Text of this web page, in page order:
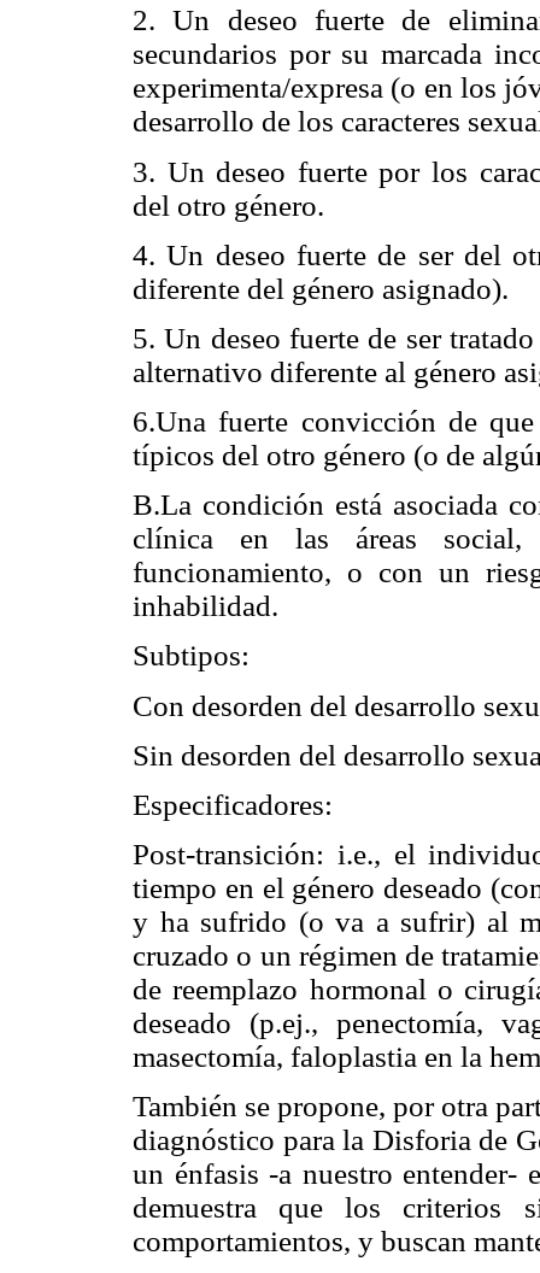
2. Un deseo fuerte de
secundarios por su marcada
experimenta/expresa (o en los
desarrollo de los caracteres
3. Un deseo fuerte por los
del otro género.
4. Un deseo fuerte de ser del
diferente del género asignado).
5. Un deseo fuerte de ser
alternativo diferente al género
6.Una fuerte convicción de
típicos del otro género (o de
B.La condición está asociada
clínica en las áreas social,
funcionamiento, o con un
inhabilidad.
Subtipos:
Con desorden del desarrollo
Sin desorden del desarrollo
Especificadores:
Post-transición: i.e., el
tiempo en el género deseado
y ha sufrido (o va a sufrir) al
cruzado o un régimen de
de reemplazo hormonal o
deseado (p.ej., penectomía,
masectomía, faloplastia en la
También se propone, por otra
diagnóstico para la Disforia de
un énfasis -a nuestro entender-
demuestra que los criterios
comportamientos, y buscan